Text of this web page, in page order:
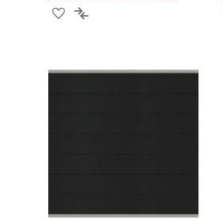
ZUR
HINZUFÜGEN
ZUR
HINZUFÜGEN